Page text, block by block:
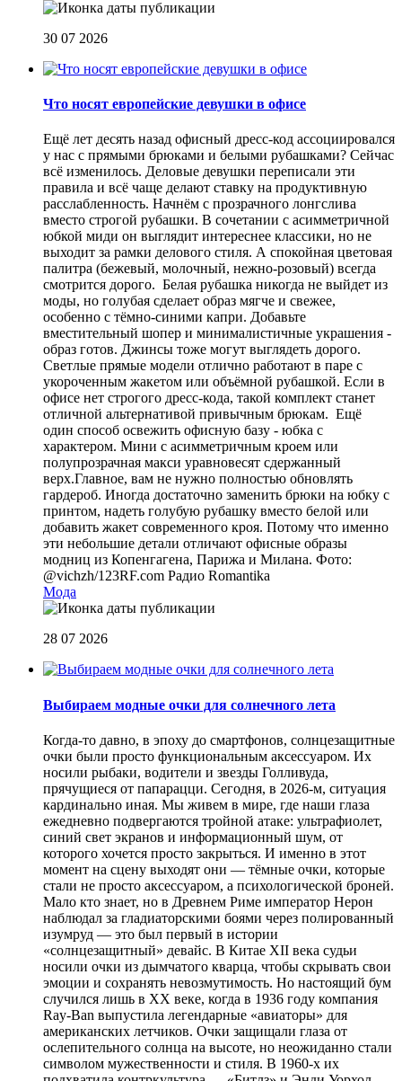
30 07 2026
Что носят европейские девушки в офисе
Ещё лет десять назад офисный дресс-код ассоциировался
у нас с прямыми брюками и белыми рубашками? Сейчас
всё изменилось. Деловые девушки переписали эти
правила и всё чаще делают ставку на продуктивную
расслабленность. Начнём с прозрачного лонгслива
вместо строгой рубашки. В сочетании с асимметричной
юбкой миди он выглядит интереснее классики, но не
выходит за рамки делового стиля. А спокойная цветовая
палитра (бежевый, молочный, нежно-розовый) всегда
смотрится дорого. Белая рубашка никогда не выйдет из
моды, но голубая сделает образ мягче и свежее,
особенно с тёмно-синими капри. Добавьте
вместительный шопер и минималистичные украшения -
образ готов. Джинсы тоже могут выглядеть дорого.
Светлые прямые модели отлично работают в паре с
укороченным жакетом или объёмной рубашкой. Если в
офисе нет строгого дресс-кода, такой комплект станет
отличной альтернативой привычным брюкам. Ещё
один способ освежить офисную базу - юбка с
характером. Мини с асимметричным кроем или
полупрозрачная макси уравновесят сдержанный
верх.Главное, вам не нужно полностью обновлять
гардероб. Иногда достаточно заменить брюки на юбку с
принтом, надеть голубую рубашку вместо белой или
добавить жакет современного кроя. Потому что именно
эти небольшие детали отличают офисные образы
модниц из Копенгагена, Парижа и Милана. Фото:
@vichzh/123RF.com Радио Romantika
Мода
28 07 2026
Выбираем модные очки для солнечного лета
Когда-то давно, в эпоху до смартфонов, солнцезащитные
очки были просто функциональным аксессуаром. Их
носили рыбаки, водители и звезды Голливуда,
прячущиеся от папарацци. Сегодня, в 2026-м, ситуация
кардинально иная. Мы живем в мире, где наши глаза
ежедневно подвергаются тройной атаке: ультрафиолет,
синий свет экранов и информационный шум, от
которого хочется просто закрыться. И именно в этот
момент на сцену выходят они — тёмные очки, которые
стали не просто аксессуаром, а психологической броней.
Мало кто знает, но в Древнем Риме император Нерон
наблюдал за гладиаторскими боями через полированный
изумруд — это был первый в истории
«солнцезащитный» девайс. В Китае XII века судьи
носили очки из дымчатого кварца, чтобы скрывать свои
эмоции и сохранять невозмутимость. Но настоящий бум
случился лишь в XX веке, когда в 1936 году компания
Ray-Ban выпустила легендарные «авиаторы» для
американских летчиков. Очки защищали глаза от
ослепительного солнца на высоте, но неожиданно стали
символом мужественности и стиля. В 1960-х их